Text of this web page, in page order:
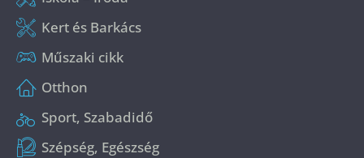
Kert és Barkács
Műszaki cikk
Otthon
Sport, Szabadidő
Szépség, Egészség